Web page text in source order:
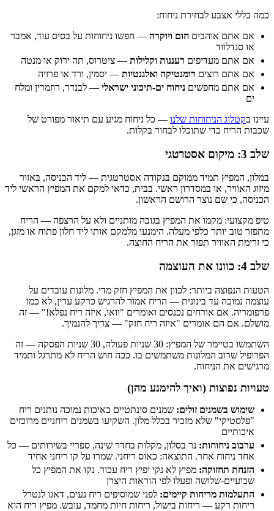
כמה כללי אצבע לבחירת ניחוח:
אם אתם אוהבים חום ויוקרה — חפשו ניחוחות על בסיס עוד, אמבר
או סנדלווד
אם אתם מעדיפים רעננות וקלילות — ציטרוס, תה ירוק או מנטה
אם אתם רוצים רומנטיקה ואלגנטיות — יסמין, ורד או פרזיה
אם אתם מחפשים ניחוח ים-תיכוני ישראלי — לבנדר, רוזמרין ומלח
ים
עיינו בקטלוג הניחוחות שלנו — כל ניחוח מגיע עם תיאור מפורט של
שכבות הריח כדי שתוכלו לבחור בקלות.
שלב 3: מיקום אסטרטגי
במלון, המפיץ תמיד ממוקם בנקודה אסטרטגית — ליד הכניסה, באזור
מיזוג האוויר, או במסדרון ראשי. בבית, כדאי למקם את המפיץ הראשי ליד
הכניסה, כי שם נוצר הרושם הראשון.
טיפ מקצועי: מקמו את המפיץ בגובה מותניים ולא על הרצפה — הריח
מתפזר טוב יותר כלפי מעלה. הימנעו מלמקם אותו ליד חלון פתוח או מזגן,
כי זרימת האוויר תפזר את הריח החוצה.
שלב 4: כוונו את העוצמה
הטעות הנפוצה ביותר: לכוון את המפיץ חזק מדי. מלונות עובדים על
עוצמה נמוכה עד בינונית — הריח אמור להרגיש כרקע עדין, לא כמו
פרפומריה. אם אורחים נכנסים ואומרים "וואו, איזה ריח נפלא!" — זה
מושלם. אם הם אומרים "איזה ריח חזק" — צריך להנמיך.
השתמשו בטיימר של המפיץ: 30 שניות פעולה, 30 שניות הפסקה — זה
הפרופיל שרוב המלונות משתמשים בו. ככה חוש הריח לא מתרגל ותמיד
מרגישים את הניחוח.
טעויות נפוצות (ואיך להימנע מהן)
שימוש בשמנים זולים: שמנים סינתטיים באיכות נמוכה נותנים ריח
"פלסטיקי" שלא מזכיר בכלל מלון. השקיעו בשמנים ריחניים מרוכזים
איכותיים
ערבוב ניחוחות: נר בסלון, מקלות בחדר שינה, ספריי בשירותים — כל
אחד ניחוח אחר. התוצאה: כאוס ריחני. שמרו על קו ריחני אחיד
הזנחת תחזוקה: מפיץ לא נקי יפיץ ריח עכור. נקו את המפיץ כל
שבועיים-שלושה ופעלו לפי הוראות היצרן
התעלמות מריחות קיימים: לפני שמוסיפים ריח נעים, דאגו לנטרל
ריחות רקע — ריחות בישול, ריחות חיות מחמד, עובש. מפיץ ריח הוא